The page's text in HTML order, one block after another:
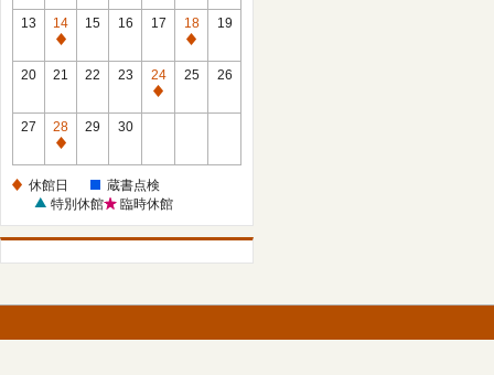
館
日
13
14
休
館
15 16 17
18
休
館
19
20 21 22 23
24
休
25 26
27
28
休
日
29 30
休館日
蔵書点検
特別休館
臨時休館